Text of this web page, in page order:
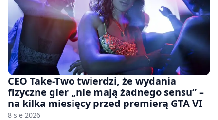
CEO Take-Two twierdzi, że wydania
fizyczne gier „nie mają żadnego sensu” –
na kilka miesięcy przed premierą GTA VI
8 sie 2026